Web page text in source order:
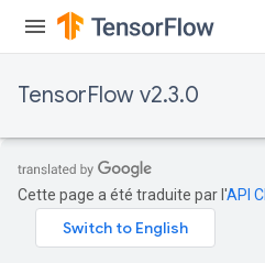
TensorFlow v2.3.0
Cette page a été traduite par l'API